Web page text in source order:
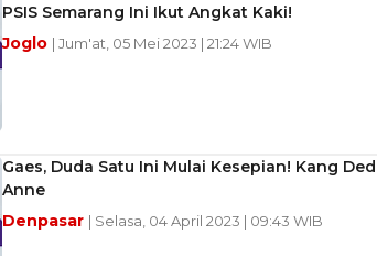
PSIS Semarang Ini Ikut Angkat Kaki!
Joglo | Jum'at, 05 Mei 2023 | 21:24 WIB
Gaes, Duda Satu Ini Mulai Kesepian! Kang
Anne
Denpasar | Selasa, 04 April 2023 | 09:43 WIB